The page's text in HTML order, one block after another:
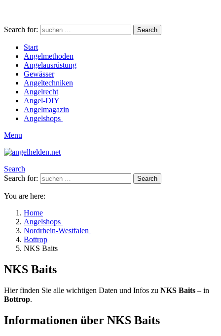
Search for: Search
Start
Angelmethoden
Angelausrüstung
Gewässer
Angeltechniken
Angelrecht
Angel-DIY
Angelmagazin
Angelshops
Menu
Search
Search for:
Search
You are here:
Home
Angelshops
Nordrhein-Westfalen
Bottrop
NKS Baits
NKS Baits
Hier finden Sie alle wichtigen Daten und Infos zu NKS Baits – in
Bottrop.
Informationen über NKS Baits